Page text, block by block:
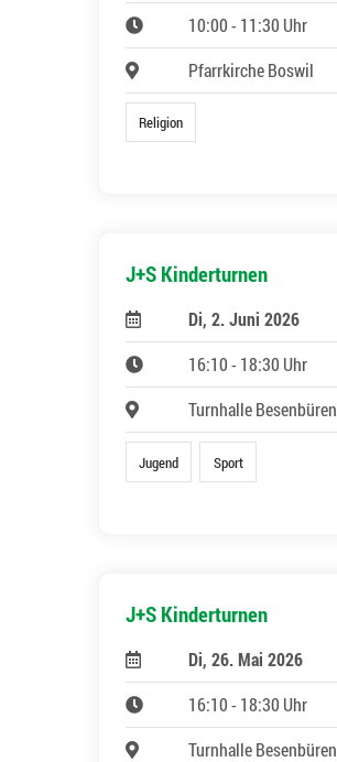
10:00 - 11:30 Uhr
Pfarrkirche Boswil
Religion
J+S Kinderturnen
Di, 2. Juni 2026
16:10 - 18:30 Uhr
Turnhalle Besenbüren
Jugend Sport
J+S Kinderturnen
Di, 26. Mai 2026
16:10 - 18:30 Uhr
Turnhalle Besenbüren